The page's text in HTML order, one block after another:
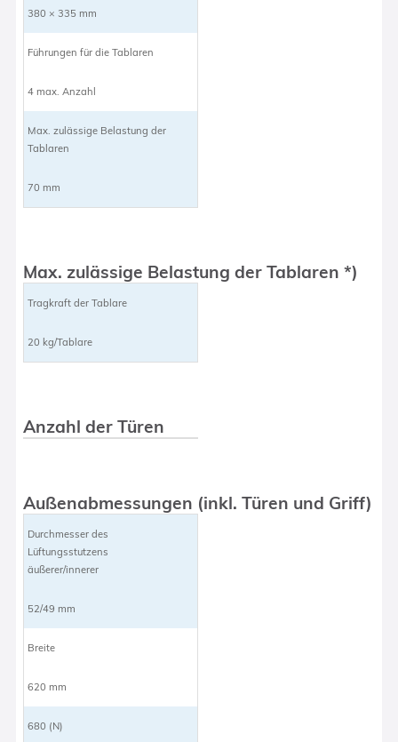
380 × 335 mm
Führungen für die Tablaren
4 max. Anzahl
Max. zulässige Belastung der
Tablaren
70 mm
Max. zulässige Belastung der Tablaren *)
Tragkraft der Tablare
20 kg/Tablare
Anzahl der Türen
Außenabmessungen (inkl. Türen und Griff)
Durchmesser des
Lüftungsstutzens
äußerer/innerer
52/49 mm
Breite
620 mm
680 (N)